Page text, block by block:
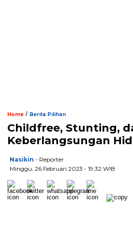
Home / Berita Pilihan
Childfree, Stunting,
Keberlangsungan
Nasikin - Reporter
Minggu, 26 Februari 2023 - 19:32 WIB